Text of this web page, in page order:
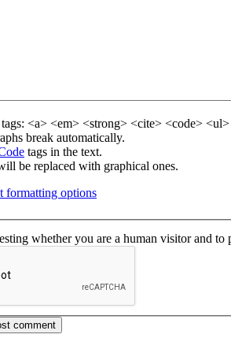
<a> <em> <strong> <cite> <code>
break automatically.
tags in the text.
be replaced with graphical ones.
formatting options
whether you are a human visitor and to